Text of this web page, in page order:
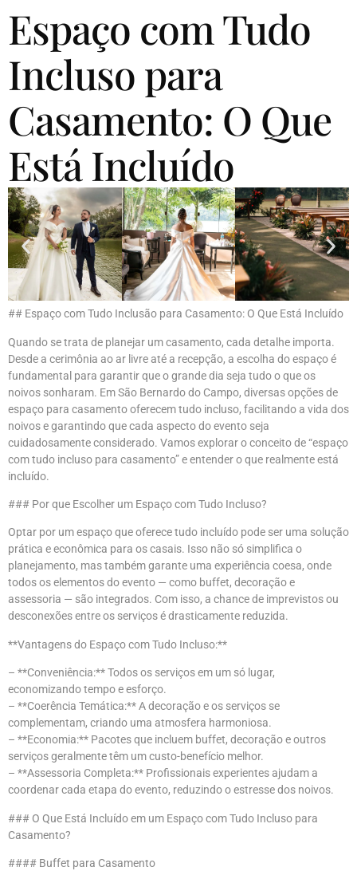
Espaço com Tudo
Incluso para
Casamento: O Que
Está Incluído
## Espaço com Tudo Inclusão para Casamento: O Que Está Incluído
Quando se trata de planejar um casamento, cada detalhe importa.
Desde a cerimônia ao ar livre até a recepção, a escolha do espaço é
fundamental para garantir que o grande dia seja tudo o que os
noivos sonharam. Em São Bernardo do Campo, diversas opções de
espaço para casamento oferecem tudo incluso, facilitando a vida dos
noivos e garantindo que cada aspecto do evento seja
cuidadosamente considerado. Vamos explorar o conceito de “espaço
com tudo incluso para casamento” e entender o que realmente está
incluído.
### Por que Escolher um Espaço com Tudo Incluso?
Optar por um espaço que oferece tudo incluído pode ser uma solução
prática e econômica para os casais. Isso não só simplifica o
planejamento, mas também garante uma experiência coesa, onde
todos os elementos do evento — como buffet, decoração e
assessoria — são integrados. Com isso, a chance de imprevistos ou
desconexões entre os serviços é drasticamente reduzida.
**Vantagens do Espaço com Tudo Incluso:**
– **Conveniência:** Todos os serviços em um só lugar,
economizando tempo e esforço.
– **Coerência Temática:** A decoração e os serviços se
complementam, criando uma atmosfera harmoniosa.
– **Economia:** Pacotes que incluem buffet, decoração e outros
serviços geralmente têm um custo-benefício melhor.
– **Assessoria Completa:** Profissionais experientes ajudam a
coordenar cada etapa do evento, reduzindo o estresse dos noivos.
### O Que Está Incluído em um Espaço com Tudo Incluso para
Casamento?
#### Buffet para Casamento